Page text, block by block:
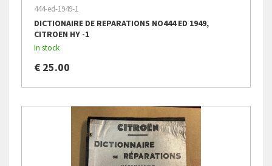
444-ed-1949-1
DICTIONAIRE DE REPARATIONS NO444 ED 1949,
CITROEN HY -1
In stock
€ 25.00